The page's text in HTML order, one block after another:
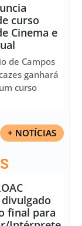
curso
Cinema e
de Campos
ganhará
curso
+ NOTÍCIAS
final para